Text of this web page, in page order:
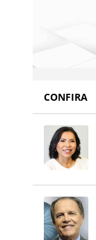
CONFIRA